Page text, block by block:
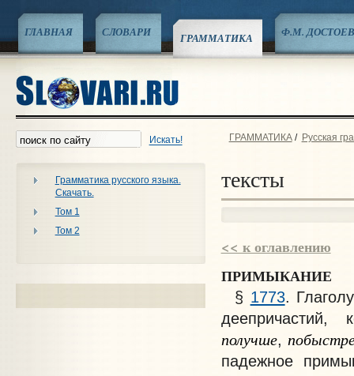
ГЛАВНАЯ СЛОВАРИ ГРАММАТИКА Ф.М.
Искать!
Грамматика русского языка.
Скачать.
Том 1
Том 2
ГРАММАТИКА/ Русская
тексты
<< к оглавлению
ПРИМЫКАНИЕ
§ 1773.
деепричастий,
получше,
падежное